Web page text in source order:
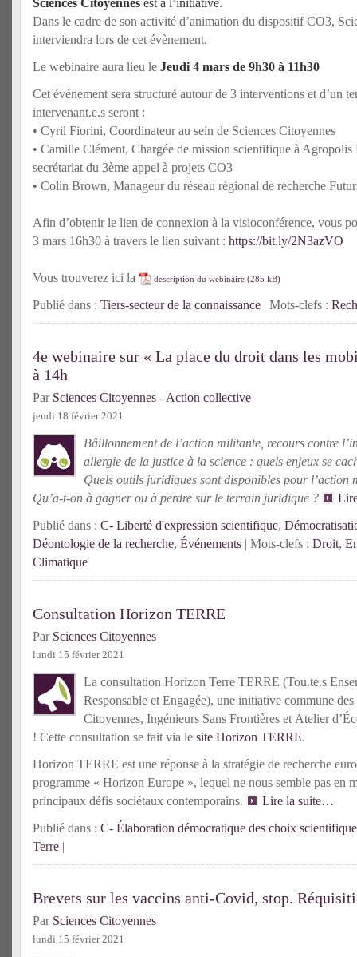
Sciences Citoyennes est à l’initiative.
Dans le cadre de son activité d’animation du dispositif CO3,
interviendra lors de cet évènement.
Le webinaire aura lieu le Jeudi 4 mars de 9h30 à 11h30
Cet événement sera structuré autour de 3 interventions et d’un
intervenant.e.s seront :
• Cyril Fiorini, Coordinateur au sein de Sciences Citoyennes
• Camille Clément, Chargée de mission scientifique à Agropolis
secrétariat du 3ème appel à projets CO3
• Colin Brown, Manageur du réseau régional de recherche
Afin d’obtenir le lien de connexion à la visioconférence, vous
3 mars 16h30 à travers le lien suivant : https://bit.ly/2N3azVO
Vous trouverez ici la description du webinaire
Publié dans : Tiers-secteur de la connaissance | Mots-clefs :
4e webinaire sur « La place du droit dans les
à 14h
Par Sciences Citoyennes - Action collective
jeudi 18 février 2021
Bâillonnement de l’action militante, recours contre
allergie de la justice à la science : quels enjeux se
Quels outils juridiques sont disponibles pour l’action
Qu’a-t-on à gagner ou à perdre sur le terrain juridique ?
Publié dans : C- Liberté d'expression scientifique,
Déontologie de la recherche, Événements | Mots-clefs : Droit,
Climatique
Consultation Horizon TERRE
Par Sciences Citoyennes
lundi 15 février 2021
La consultation Horizon Terre TERRE (Tou.te.s
Responsable et Engagée), une initiative commune des
Citoyennes, Ingénieurs Sans Frontières et Atelier
! Cette consultation se fait via le site Horizon TERRE.
Horizon TERRE est une réponse à la stratégie de recherche
programme « Horizon Europe », lequel ne nous semble pas en
principaux défis sociétaux contemporains.
Lire la suite…
Publié dans : C- Élaboration démocratique des choix
Terre |
Brevets sur les vaccins anti-Covid, stop.
Par Sciences Citoyennes
lundi 15 février 2021